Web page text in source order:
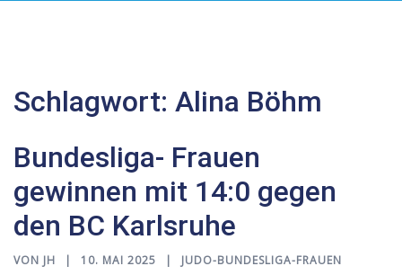
Schlagwort: Alina Böhm
Bundesliga- Frauen
gewinnen mit 14:0 gegen
den BC Karlsruhe
VON JH 10. MAI 2025 JUDO-BUNDESLIGA-FRAUEN